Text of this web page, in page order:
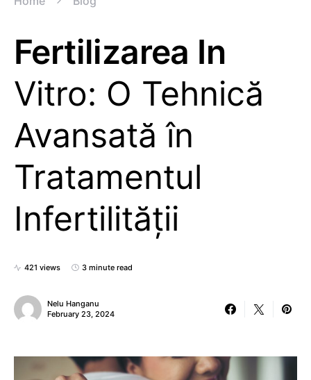
Fertilizarea In
Vitro: O Tehnică
Avansată în
Tratamentul
Infertilității
421 views 3 minute read
Nelu Hanganu
February 23, 2024